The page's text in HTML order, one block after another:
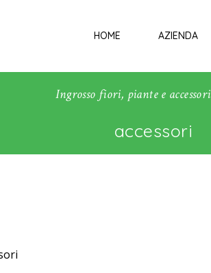
HOME AZIENDA
Ingrosso fiori, piante e accessori
accessori